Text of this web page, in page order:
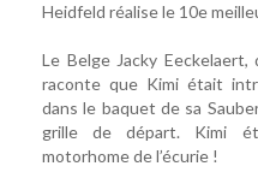
Heidfeld réalise le 10e
Le Belge Jacky
raconte que Kimi était
dans le baquet de sa
grille de départ. Kimi
motorhome de l’écurie !